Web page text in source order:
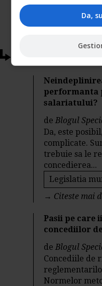
performanta
salariatului?
deBlogul
Da, este
complicate.
trebuie sa le
concedierea...
Legislatia
→ Citeste mai
Pasii pe care
concediilor
deBlogul
Concediile de
Normelor
Da,